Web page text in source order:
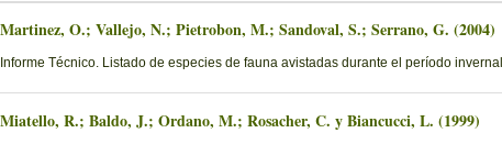
Martinez, O.; Vallejo, N.; Pietrobon, M.; Sandoval, S.; Serrano, G. (2004)
Informe Técnico. Listado de especies de fauna avistadas durante el período
Miatello, R.; Baldo, J.; Ordano, M.; Rosacher, C. y Biancucci, L. (1999)